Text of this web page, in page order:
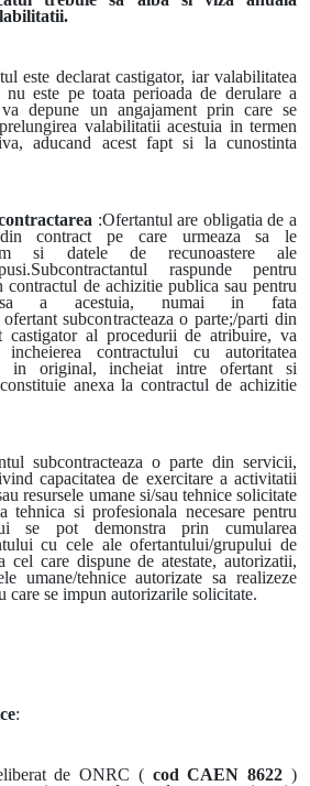
este declarat castigator, iar valabilitatea
este pe toata perioada de derulare a
depune un angajament prin care se
valabilitatii acestuia in termen
aducand acest fapt si la cunostinta
:Ofertantul are obligatia de a
din contract pe care urmeaza sa le
si datele de recunoastere ale
raspunde pentru
contractul de achizitie publica sau pentru
a acestuia, numai in fata
subcontracteaza o parte;/parti din
castigator al procedurii de atribuire, va
contractului cu autoritatea
in original, incheiat intre ofertant si
anexa la contractul de achizitie
subcontracteaza o parte din servicii,
capacitatea de exercitare a activitatii
resursele umane si/sau tehnice solicitate
tehnica si profesionala necesare pentru
se pot demonstra prin cumularea
cu cele ale ofertantului/grupului de
cel care dispune de atestate, autorizatii,
umane/tehnice autorizate sa realizeze
care se impun autorizarile solicitate.
:
de ONRC ( cod CAEN 8622 )